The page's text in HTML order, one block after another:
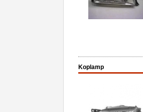
Koplamp